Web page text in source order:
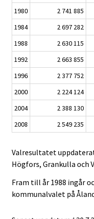
1980
2 741 885
1984
2 697 282
1988
2 630 115
1992
2 663 855
1996
2 377 752
2000
2 224 124
2004
2 388 130
2008
2 549 235
Valresultatet
Högfors, Grankulla och
Fram till år 1988 ingår
kommunalvalet på